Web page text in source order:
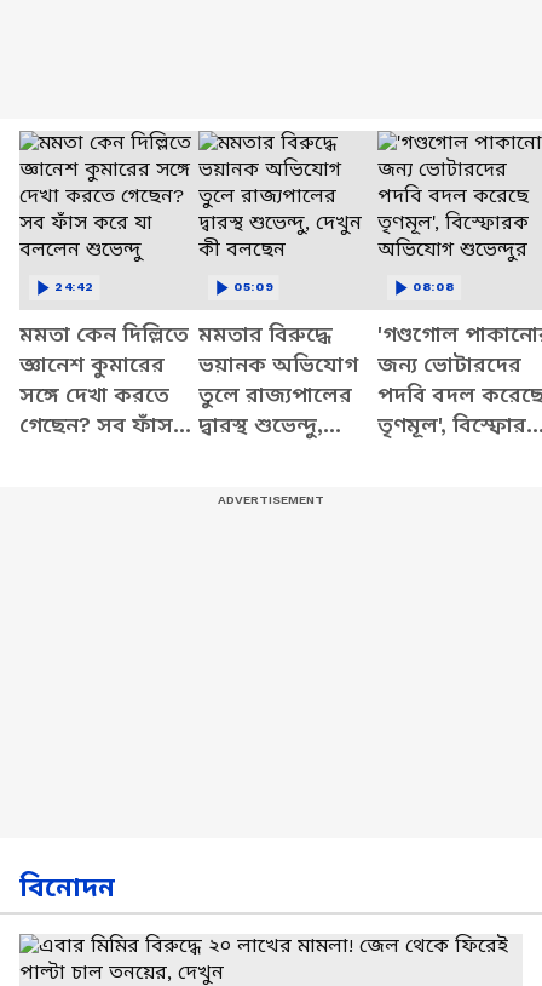
মমতা কেন দিল্লিতে
জ্ঞানেশ কুমারের
সঙ্গে দেখা করতে
গেছেন? সব ফাঁস
24:42
মমতার বিরুদ্ধে
ভয়ানক অভিযোগ
তুলে রাজ্যপালের
দ্বারস্থ শুভেন্দু,
05:09
'গণ্ডগোল
জন্য ভোটারদের
পদবি বদল
তৃণমূল',
08:08
বিনোদন